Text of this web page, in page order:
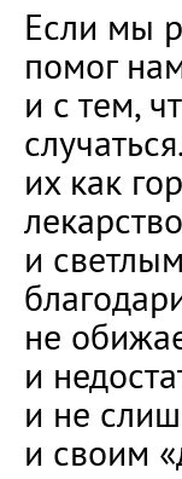
Если мы
помог
и с тем,
их как
и
не
и
и не
и своим